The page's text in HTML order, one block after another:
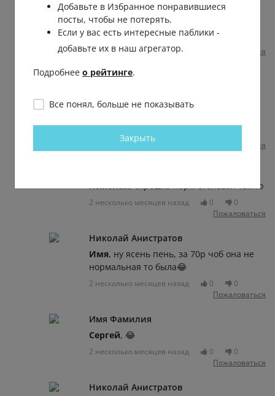
Мария Крупина
Имя, это было в том году
2 несколько месяцев назад
Пожаловаться
Игорь Калиев
лапша 200р. Ценник нормальный, это
2 несколько месяцев назад
Пожаловаться
, окрошка норм столовая так то
2 несколько месяцев назад 0
0
Пожаловаться
Николай Анистратов
Имя, ну ясень пень, за 70р чоб она не
нормальная то была😂
2 несколько месяцев назад 0
0
Пожаловаться
Имя Фамилия
Сергей, 😂
2 несколько месяцев назад 0
0
Пожаловаться
Николай Анистратов
Добавьте в Избранное понравившиеся
посты, чтобы не потерять.
Если у вас есть интересные паблики -
добавьте их в наш агрегатор.
Подробнее о рейтинге.
Все понял, больше не показывать
Закрыть